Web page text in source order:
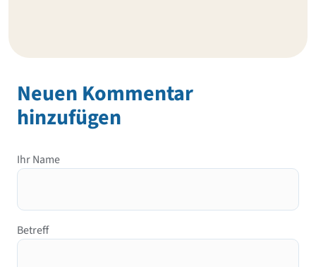
Neuen Kommentar
hinzufügen
Ihr Name
Betreff